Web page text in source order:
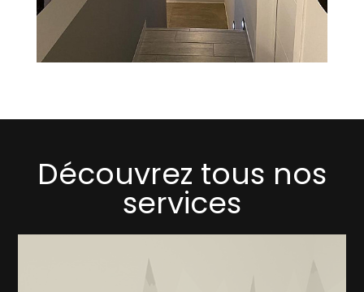
Découvrez tous nos
services